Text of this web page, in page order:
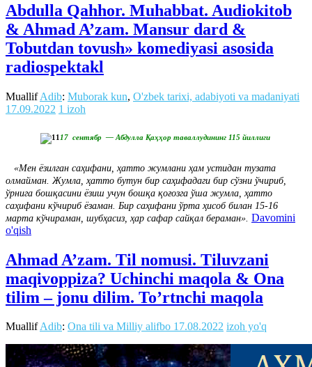
Abdulla Qahhor. Muhabbat. Audiokitob
& Ahmad A’zam. Mansur dard &
Tobutdan tovush» komediyasi asosida
radiospektakl
MuallifAdib: Muborak kun, O'zbek tarixi, adabiyoti va madaniyati
17.09.2022 1 izoh
17 сентябр — Абдулла Қаҳҳор таваллудининг 115 йиллиги
«Мен ёзилган саҳифани, ҳатто жумлани ҳам устидан тузата
олмайман. Жумла, ҳатто бутун бир саҳифадаги бир сўзни ўчириб,
ўрнига бошқасини ёзиш учун бошқа қоғозга ўша жумла, ҳатто
саҳифани кўчириб ёзаман. Бир саҳифани ўрта ҳисоб билан 15-16
марта кўчираман, шубҳасиз, ҳар сафар сайқал бераман». Davomini
o'qish
Ahmad A’zam. Til nomusi. Tiluvzani
maqivoppiza? Uchinchi maqola & Ona
tilim – jonu dilim. To’rtnchi maqola
MuallifAdib: Ona tili va Milliy alifbo 17.08.2022 izoh yo'q